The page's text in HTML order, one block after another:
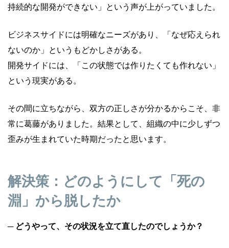
持続的な開発ができない」という声が上がっていました。
ビジネスサイドには明確なニーズがあり、「なぜ応えられ
ないのか」というもどかしさがある。
開発サイドには、「この状態では作りたくても作れない」
という現実がある。
その間に立ちながら、双方の正しさが分かるからこそ、非
常に葛藤がありました。結果として、組織の中に少しずつ
歪みが生まれていた時期だったと思います。
解決策：どのようにして「死の
淵」から脱したか
─ どうやって、その状況を立て直したのでしょうか？